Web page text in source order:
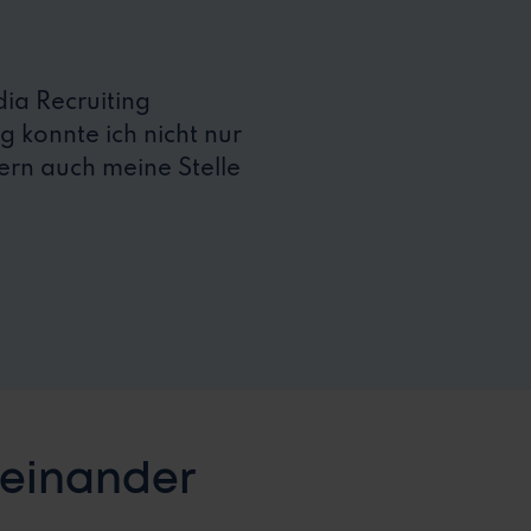
Recruiting
konnte ich nicht nur
auch meine Stelle